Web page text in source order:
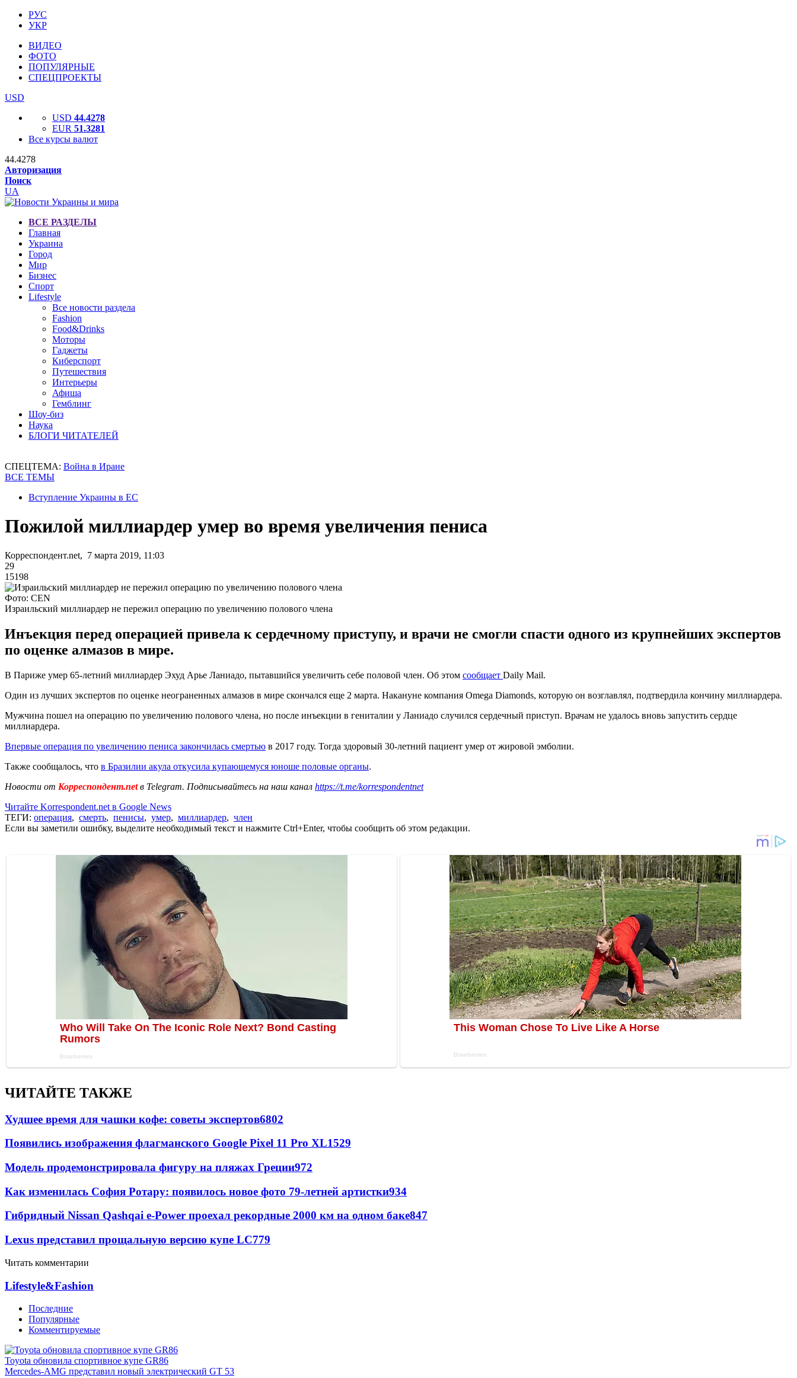
РУС
УКР
ВИДЕО
ФОТО
ПОПУЛЯРНЫЕ
СПЕЦПРОЕКТЫ
USD
USD 44.4278
EUR 51.3281
Все курсы валют
44.4278
Авторизация
Поиск
UA
ВСЕ РАЗДЕЛЫ
Главная
Украина
Город
Мир
Бизнес
Спорт
Lifestyle
Все новости раздела
Fashion
Food&Drinks
Моторы
Гаджеты
Киберспорт
Путешествия
Интерьеры
Афиша
Гемблинг
Шоу-биз
Наука
БЛОГИ ЧИТАТЕЛЕЙ
СПЕЦТЕМА: Война в Иране
ВСЕ ТЕМЫ
Вступление Украины в ЕС
Пожилой миллиардер умер во время увеличения пениса
Корреспондент.net, 7 марта 2019, 11:03
29
15198
Фото: CEN
Израильский миллиардер не пережил операцию по увеличению полового члена
Инъекция перед операцией привела к сердечному приступу, и врачи не смогли спасти одного из крупнейших экспертов
по оценке алмазов в мире.
В Париже умер 65-летний миллиардер Эхуд Арье Ланиадо, пытавшийся увеличить себе половой член. Об этом сообщает Daily Mail.
Один из лучших экспертов по оценке неограненных алмазов в мире скончался еще 2 марта. Накануне компания Omega Diamonds, которую он возглавлял, подтвердила кончину миллиардера.
Мужчина пошел на операцию по увеличению полового члена, но после инъекции в гениталии у Ланиадо случился сердечный приступ. Врачам не удалось вновь запустить сердце
миллиардера.
Впервые операция по увеличению пениса закончилась смертью в 2017 году. Тогда здоровый 30-летний пациент умер от жировой эмболии.
Также сообщалось, что в Бразилии акула откусила купающемуся юноше половые органы.
Новости от Корреспондент.netв Telegram. Подписывайтесь на наш канал https://t.me/korrespondentnet
Читайте Korrespondent.net в Google News
ТЕГИ: операция, смерть, пенисы, умер, миллиардер, член
Если вы заметили ошибку, выделите необходимый текст и нажмите Ctrl+Enter, чтобы сообщить об этом редакции.
ЧИТАЙТЕ ТАКЖЕ
Худшее время для чашки кофе: советы экспертов6802
Появились изображения флагманского Google Pixel 11 Pro XL1529
Модель продемонстрировала фигуру на пляжах Греции972
Как изменилась София Ротару: появилось новое фото 79-летней артистки934
Гибридный Nissan Qashqai e-Power проехал рекордные 2000 км на одном баке847
Lexus представил прощальную версию купе LC779
Читать комментарии
Lifestyle&Fashion
Последние
Популярные
Комментируемые
Toyota обновила спортивное купе GR86
Mercedes-AMG представил новый электрический GT 53